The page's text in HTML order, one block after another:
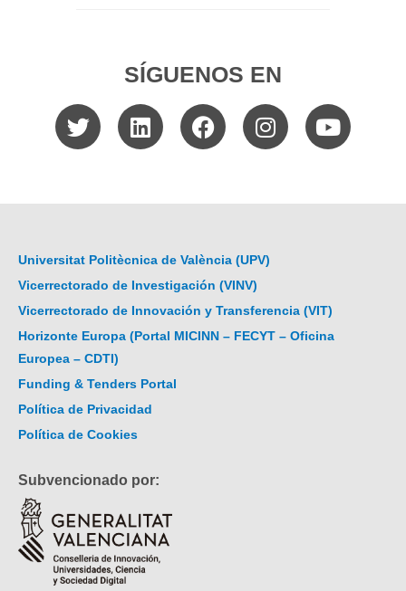
SÍGUENOS EN
Universitat Politècnica de València (UPV)
Vicerrectorado de Investigación (VINV)
Vicerrectorado de Innovación y Transferencia (VIT)
Horizonte Europa (Portal MICINN – FECYT – Oficina
Europea – CDTI)
Funding & Tenders Portal
Política de Privacidad
Política de Cookies
Subvencionado por: